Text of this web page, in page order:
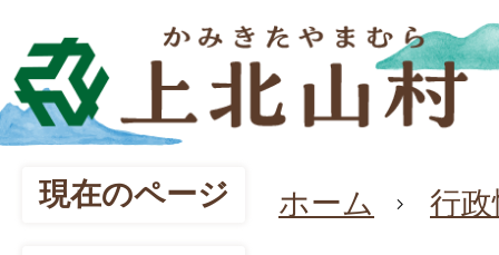
現在のページ ホーム 行